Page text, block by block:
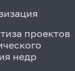
проектов
недр